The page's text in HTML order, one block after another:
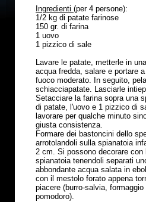
Ingredienti (per 4 persone):
1/2 kg di patate farinose
150 gr. di farina
1 uovo
1 pizzico di sale
Lavare le patate, metterle in
acqua fredda, salare e portare
fuoco moderato. In seguito,
schiacciapatate. Lasciarle
Setacciare la farina sopra una
di patate, l'uovo e 1 pizzico di
lavorare per qualche minuto
giusta consistenza.
Formare dei bastoncini dello
arrotolandoli sulla spianatoia
2 cm. Si possono decorare
spianatoia tenendoli separati
abbondante acqua salata in
con il mestolo forato appena
piacere (burro-salvia,
pomodoro).